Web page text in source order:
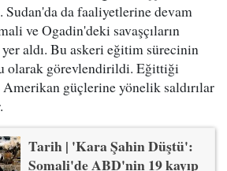
da faaliyetlerine devam
ve Ogadin'deki savaşçıların
aldı. Bu askeri eğitim sürecinin
olarak görevlendirildi. Eğittiği
Amerikan güçlerine yönelik saldırılar
Tarih | 'Kara Şahin Düştü':
Somali'de ABD'nin 19 kayıp